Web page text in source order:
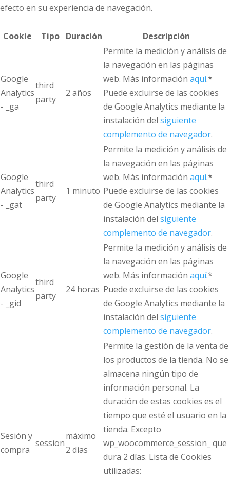
efecto en su experiencia de navegación.
Cookie Tipo Duración Descripción
Google
Analytics
- _ga
third
party
2 años
Permite la medición y análisis de
la navegación en las páginas
web. Más información aquí.*
Puede excluirse de las cookies
de Google Analytics mediante la
instalación del siguiente
complemento de navegador.
Google
Analytics
- _gat
third
party
1 minuto
Permite la medición y análisis de
la navegación en las páginas
web. Más información aquí.*
Puede excluirse de las cookies
de Google Analytics mediante la
instalación del siguiente
complemento de navegador.
Google
Analytics
- _gid
third
party
24 horas
Permite la medición y análisis de
la navegación en las páginas
web. Más información aquí.*
Puede excluirse de las cookies
de Google Analytics mediante la
instalación del siguiente
complemento de navegador.
Sesión y
compra
session
máximo
2 días
Permite la gestión de la venta de
los productos de la tienda. No se
almacena ningún tipo de
información personal. La
duración de estas cookies es el
tiempo que esté el usuario en la
tienda. Excepto
wp_woocommerce_session_ que
dura 2 días. Lista de Cookies
utilizadas: